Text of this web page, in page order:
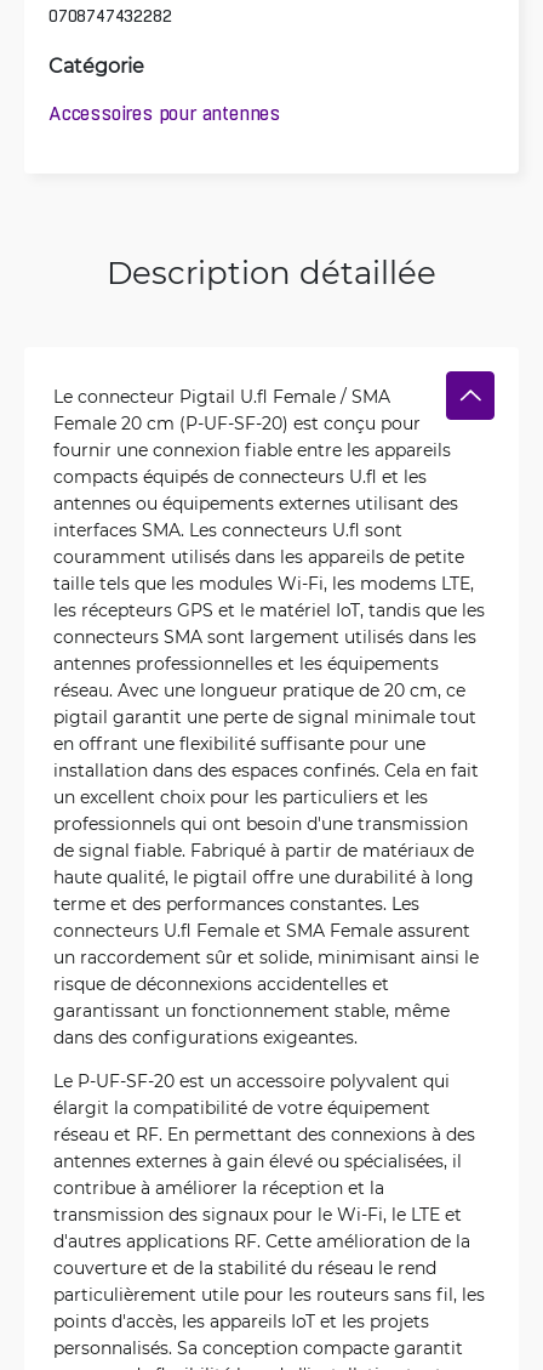
0708747432282
Catégorie
Accessoires pour antennes
Description détaillée
Le connecteur Pigtail U.fl Female / SMA
Female 20 cm (P-UF-SF-20) est conçu pour
fournir une connexion fiable entre les appareils
compacts équipés de connecteurs U.fl et les
antennes ou équipements externes utilisant des
interfaces SMA. Les connecteurs U.fl sont
couramment utilisés dans les appareils de petite
taille tels que les modules Wi-Fi, les modems LTE,
les récepteurs GPS et le matériel IoT, tandis que les
connecteurs SMA sont largement utilisés dans les
antennes professionnelles et les équipements
réseau. Avec une longueur pratique de 20 cm, ce
pigtail garantit une perte de signal minimale tout
en offrant une flexibilité suffisante pour une
installation dans des espaces confinés. Cela en fait
un excellent choix pour les particuliers et les
professionnels qui ont besoin d'une transmission
de signal fiable. Fabriqué à partir de matériaux de
haute qualité, le pigtail offre une durabilité à long
terme et des performances constantes. Les
connecteurs U.fl Female et SMA Female assurent
un raccordement sûr et solide, minimisant ainsi le
risque de déconnexions accidentelles et
garantissant un fonctionnement stable, même
dans des configurations exigeantes.
Le P-UF-SF-20 est un accessoire polyvalent qui
élargit la compatibilité de votre équipement
réseau et RF. En permettant des connexions à des
antennes externes à gain élevé ou spécialisées, il
contribue à améliorer la réception et la
transmission des signaux pour le Wi-Fi, le LTE et
d'autres applications RF. Cette amélioration de la
couverture et de la stabilité du réseau le rend
particulièrement utile pour les routeurs sans fil, les
points d'accès, les appareils IoT et les projets
personnalisés. Sa conception compacte garantit